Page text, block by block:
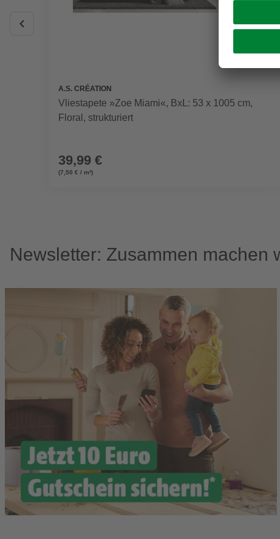
A.S. CRÉATION
Vliestapete »Zoe Miami«, BxL: 53 x 1005 cm,
Floral, strukturiert
39,99 €
(7,50 € / m²)
Newsletter: Zusammen machen